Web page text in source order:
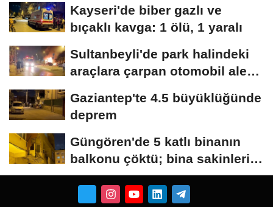
Kayseri'de biber gazlı ve
bıçaklı kavga: 1 ölü, 1 yaralı
Sultanbeyli'de park halindeki
araçlara çarpan otomobil alev
Gaziantep'te 4.5 büyüklüğünde
deprem
Güngören'de 5 katlı binanın
balkonu çöktü; bina sakinleri
tahliye...